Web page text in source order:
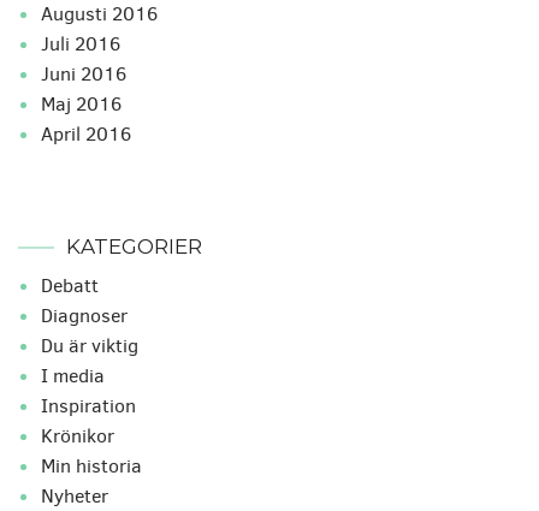
augusti 2016
juli 2016
juni 2016
maj 2016
april 2016
KATEGORIER
Debatt
Diagnoser
Du är viktig
I media
Inspiration
Krönikor
Min historia
Nyheter